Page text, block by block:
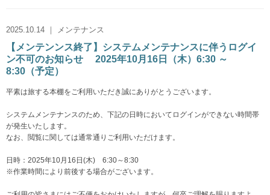
2025.10.14 ｜ メンテナンス
【メンテンンス終了】システムメンテナンスに伴うログイ
ン不可のお知らせ 2025年10月16日（木）6:30 ～
8:30（予定）
平素は旅する本棚をご利用いただき誠にありがとうございます。
システムメンテナンスのため、下記の日時においてログインができない時間帯
が発生いたします。
なお、閲覧に関しては通常通りご利用いただけます。
日時：2025年10月16日(木) 6:30～8:30
※作業時間により前後する場合がございます。